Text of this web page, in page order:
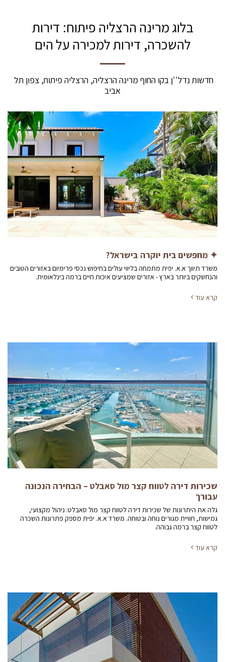
בלוג מרינה הרצליה פיתוח: דירות
להשכרה, דירות למכירה על הים
חדשות נדל''ן בקו החוף מרינה הרצליה, הרצליה פיתוח, צפון תל
אביב
✦ מחפשים בית יוקרה בישראל?
משרד תיווך א.א. יפית מתמחה בליווי עולים בחיפוש נכסי פרימיום באזורים הטובים
והנחשקים ביותר בארץ - אזורים שמציעים איכות חיים ברמה בינלאומית.
קרא עוד
שכירות דירה לטווח קצר מול סאבלט – הבחירה הנכונה
עבורך
גלה את היתרונות של שכירות דירה לטווח קצר מול סאבלט: ניהול מקצועי,
גמישות, חוויית מגורים נוחה ובטוחה. משרד א.א. יפית מספק פתרונות השכרה
לטווח קצר ברמה גבוהה.
קרא עוד